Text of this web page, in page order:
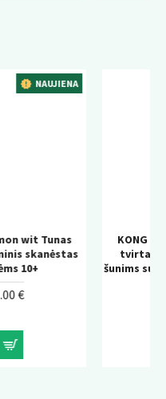
KONG Wild Knots Bear –
tvirtas pliušinis žaislas
šunims su virvės